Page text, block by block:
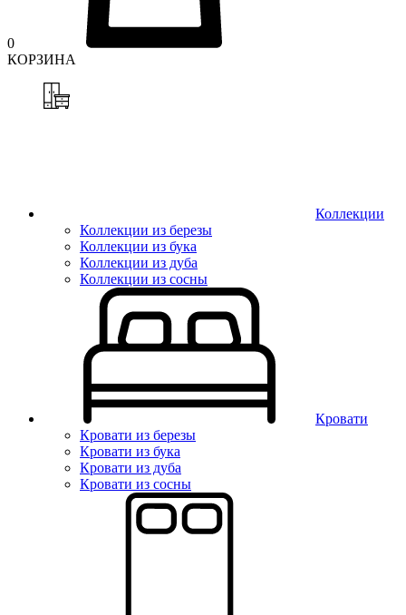
0
КОРЗИНА
Коллекции
Коллекции из березы
Коллекции из бука
Коллекции из дуба
Коллекции из сосны
Кровати
Кровати из березы
Кровати из бука
Кровати из дуба
Кровати из сосны